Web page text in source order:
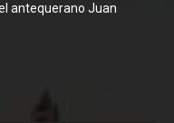
antequerano Juan